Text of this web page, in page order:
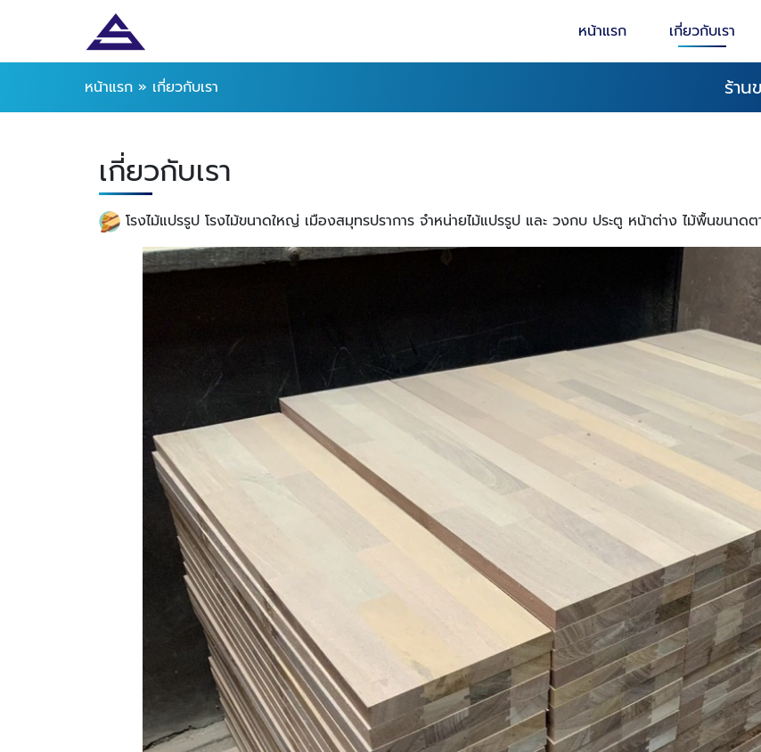
หน้าแรก เกี่ยวกับเรา
หน้าแรก » เกี่ยวกับเรา ร้า
เกี่ยวกับเรา
โรงไม้แปรรูป โรงไม้ขนาดใหญ่ เมืองสมุทรปราการ จำหน่ายไม้แปรรูป และ วงกบ ประตู หน้าต่าง ไม้พื้นขนา